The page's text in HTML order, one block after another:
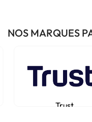
NOS MARQUES
Trust